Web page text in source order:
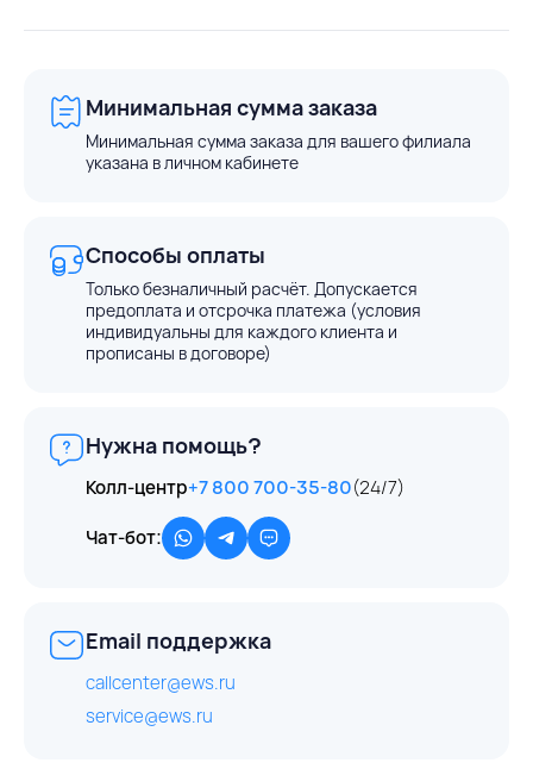
Минимальная сумма заказа
Минимальная сумма заказа для вашего филиала
указана в личном кабинете
Способы оплаты
Только безналичный расчёт. Допускается
предоплата и отсрочка платежа (условия
индивидуальны для каждого клиента и
прописаны в договоре)
Нужна помощь?
Колл-центр+7 800 700-35-80(24/7)
Чат-бот:
Email поддержка
callcenter@ews.ru
service@ews.ru